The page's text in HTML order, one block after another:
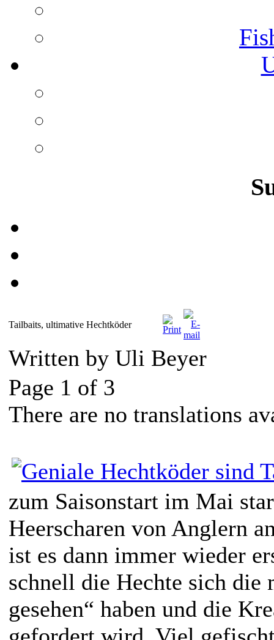
Tailbaits, ultimative Hechtköder
Written by Uli Beyer
Page 1 of 3
There are no translations
zum Saisonstart im Mai
Heerscharen von Anglern
ist es dann immer wieder
schnell die Hechte sich die
gesehen“ haben und die